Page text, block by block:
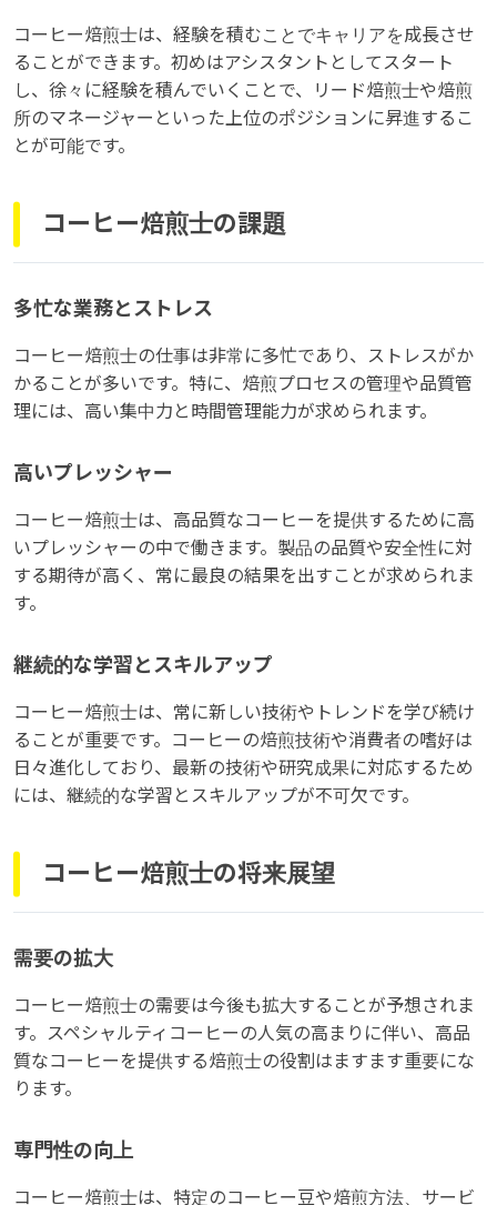
コーヒー焙煎士は、経験を積むことでキャリアを成長させ
ることができます。初めはアシスタントとしてスタート
し、徐々に経験を積んでいくことで、リード焙煎士や焙煎
所のマネージャーといった上位のポジションに昇進するこ
とが可能です。
コーヒー焙煎士の課題
多忙な業務とストレス
コーヒー焙煎士の仕事は非常に多忙であり、ストレスがか
かることが多いです。特に、焙煎プロセスの管理や品質管
理には、高い集中力と時間管理能力が求められます。
高いプレッシャー
コーヒー焙煎士は、高品質なコーヒーを提供するために高
いプレッシャーの中で働きます。製品の品質や安全性に対
する期待が高く、常に最良の結果を出すことが求められま
す。
継続的な学習とスキルアップ
コーヒー焙煎士は、常に新しい技術やトレンドを学び続け
ることが重要です。コーヒーの焙煎技術や消費者の嗜好は
日々進化しており、最新の技術や研究成果に対応するため
には、継続的な学習とスキルアップが不可欠です。
コーヒー焙煎士の将来展望
需要の拡大
コーヒー焙煎士の需要は今後も拡大することが予想されま
す。スペシャルティコーヒーの人気の高まりに伴い、高品
質なコーヒーを提供する焙煎士の役割はますます重要にな
ります。
専門性の向上
コーヒー焙煎士は、特定のコーヒー豆や焙煎方法、サービ